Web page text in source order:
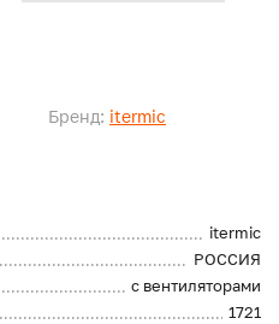
Бренд: itermic
itermic
РОССИЯ
с вентиляторами
1721